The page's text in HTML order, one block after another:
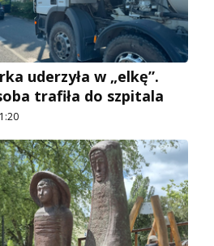
uderzyła w „elkę”.
trafiła do szpitala